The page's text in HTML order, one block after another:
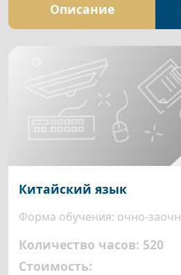
Описание
Китайский язык
Форма обучения: очно-
Количество часов: 520
Стоимость: